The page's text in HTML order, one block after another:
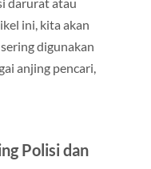
ini, kita akan
digunakan
anjing pencari,
Polisi dan